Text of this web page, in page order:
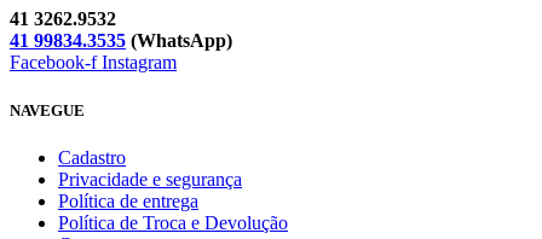
41 3262.9532
41 99834.3535 (WhatsApp)
Facebook-f Instagram
NAVEGUE
Cadastro
Privacidade e segurança
Política de entrega
Política de Troca e Devolução